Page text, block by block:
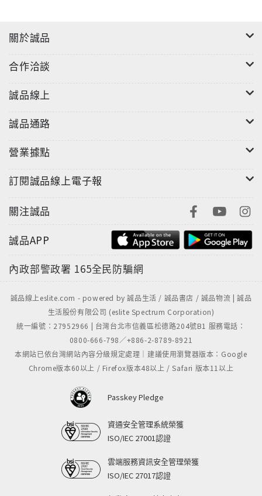
關於誠品
合作洽談
誠品線上
誠品通路
營業據點
訂閱誠品線上電子報
關注誠品
誠品APP
內政部警政署 165全民防騙網
誠品線上eslite.com - powered by 誠品生活 / 誠品書店 / 誠品物流 | 誠品
生活股份有限公司 (eslite Spectrum Corporation)
統一編號：27952966 | 台灣台北市信義區松德路204號B1 服務電話：
0800-666-798／+886-2-8789-8921
本網站已依台灣網站內容分級規定處理｜建議使用瀏覽器版本：Google
Chrome版本60以上 / Firefox版本48以上 / Safari 版本11以上
Passkey Pledge
資通安全管理系統榮獲
ISO/IEC 27001認證
雲端服務資訊安全管理榮獲
ISO/IEC 27017認證